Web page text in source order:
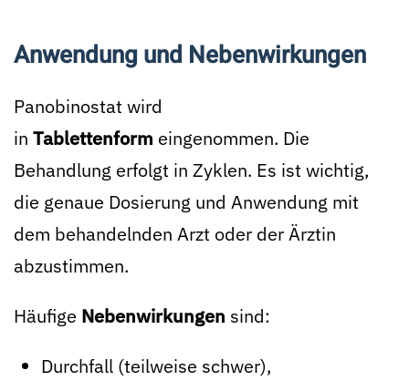
Anwendung und Nebenwirkungen
Panobinostat wird
in Tablettenform eingenommen. Die
Behandlung erfolgt in Zyklen. Es ist wichtig,
die genaue Dosierung und Anwendung mit
dem behandelnden Arzt oder der Ärztin
abzustimmen.
Häufige Nebenwirkungen sind:
Durchfall (teilweise schwer),